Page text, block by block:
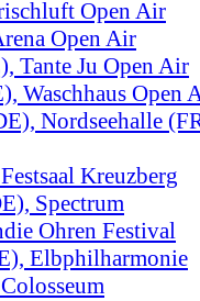
Open Air
Open Air
Tante Ju Open Air
Waschhaus Open
Nordseehalle
Kreuzberg
Spectrum
Ohren Festival
Elbphilharmonie